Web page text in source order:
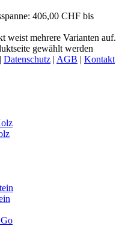
406,00 CHF bis
weist mehrere Varianten auf.
gewählt werden
| Datenschutz | AGB | Kontakt